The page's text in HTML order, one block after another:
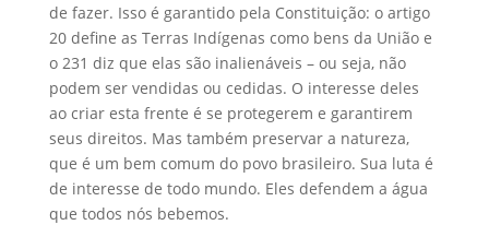
de fazer. Isso é garantido pela Constituição: o artigo
20 define as Terras Indígenas como bens da União e
o 231 diz que elas são inalienáveis – ou seja, não
podem ser vendidas ou cedidas. O interesse deles
ao criar esta frente é se protegerem e garantirem
seus direitos. Mas também preservar a natureza,
que é um bem comum do povo brasileiro. Sua luta é
de interesse de todo mundo. Eles defendem a água
que todos nós bebemos.